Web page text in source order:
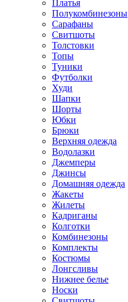
Платья
Полукомбинезоны
Сарафаны
Свитшоты
Толстовки
Топы
Туники
Футболки
Худи
Шапки
Шорты
Юбки
Брюки
Верхняя одежда
Водолазки
Джемперы
Джинсы
Домашняя одежда
Жакеты
Жилеты
Кадриганы
Колготки
Комбинезоны
Комплекты
Костюмы
Лонгсливы
Нижнее белье
Носки